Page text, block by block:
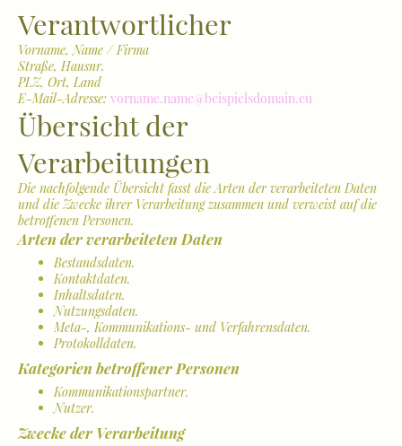
Verantwortlicher
Vorname, Name / Firma
Straße, Hausnr.
PLZ, Ort, Land
E-Mail-Adresse: vorname.name@beispielsdomain.eu
Übersicht der
Verarbeitungen
Die nachfolgende Übersicht fasst die Arten der verarbeiteten Daten
und die Zwecke ihrer Verarbeitung zusammen und verweist auf die
betroffenen Personen.
Arten der verarbeiteten Daten
Bestandsdaten.
Kontaktdaten.
Inhaltsdaten.
Nutzungsdaten.
Meta-, Kommunikations- und Verfahrensdaten.
Protokolldaten.
Kategorien betroffener Personen
Kommunikationspartner.
Nutzer.
Zwecke der Verarbeitung